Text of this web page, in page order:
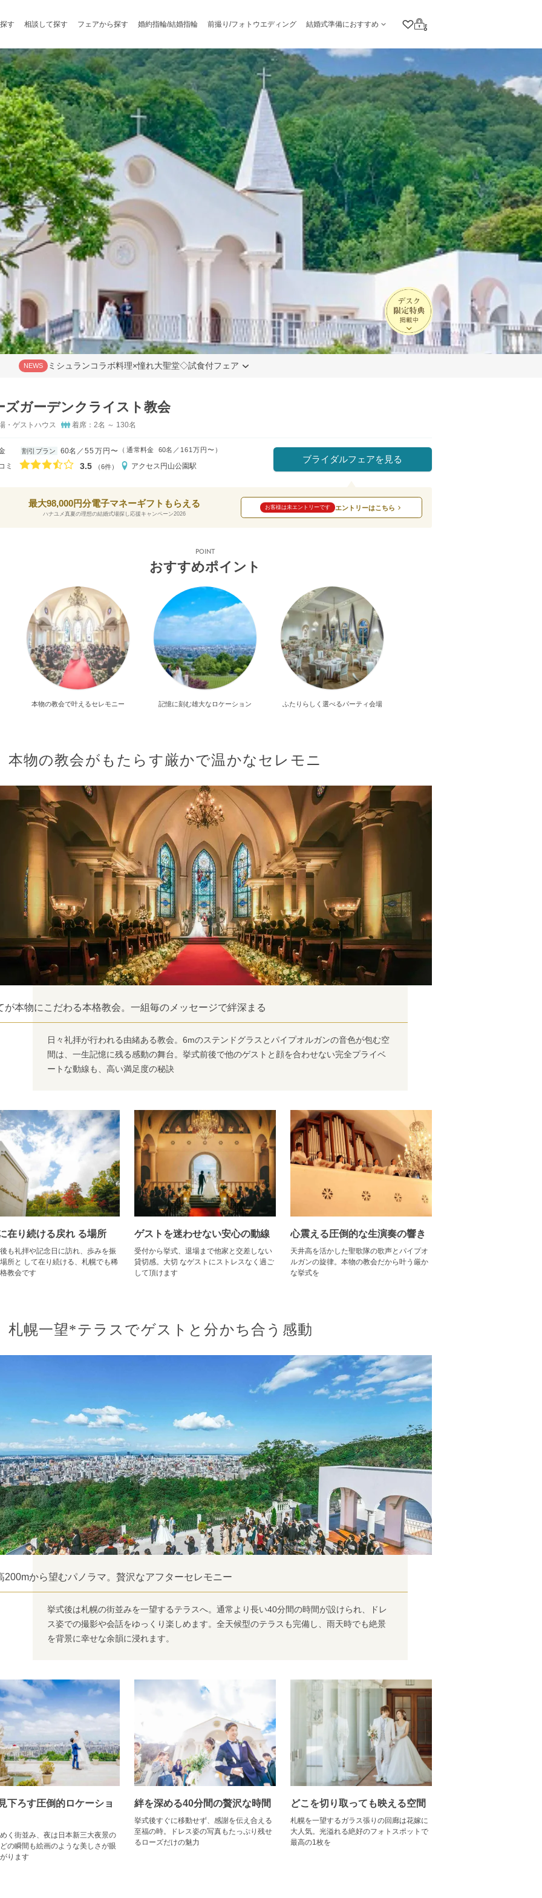
す 相談して探す フェアから探す 婚約指輪/結婚指輪 前撮り/フォトウエディング 結婚式準備におすすめ
クリップリスト
ログイン
NEWS ミシュランコラボ料理×憧れ大聖堂◇試食付フェア
ズガーデンクライスト教会
・ゲストハウス 着席：2名 ～ 130名
割引プラン 60名 55万円〜 （ 通常料金 60名 161万円〜 ）
ミ 口コミ評価
3.5 （6件） アクセス 円山公園駅
ブライダルフェアを見る
最大98,000円分電子マネーギフトもらえる
ハナユメ真夏の理想の結婚式場探し応援キャンペーン2026
お客様は未エントリーです エントリーはこちら
POINT
おすすめポイント
本物の教会で叶えるセレモニー 記憶に刻む雄大なロケーション ふたりらしく選べるパーティ会場
本物の教会がもたらす厳かで温かなセレモニ
が本物にこだわる本格教会。一組毎のメッセージで絆深まる
日々礼拝が行われる由緒ある教会。6mのステンドグラスとパイプオルガンの音色が包む空
間は、一生記憶に残る感動の舞台。挙式前後で他のゲストと顔を合わせない完全プライベ
ートな動線も、高い満足度の秘訣
在り続ける戻れ る場所
も礼拝や記念日に訪れ、歩みを振
所と して在り続ける、札幌でも稀
教会です
ゲストを迷わせない安心の動線
受付から挙式、退場まで他家と交差しない
貸切感。大切 なゲストにストレスなく過ご
して頂けます
心震える圧倒的な生演奏の響き
天井高を活かした聖歌隊の歌声とパイプオ
ルガンの旋律。本物の教会だから叶う厳か
な挙式を
札幌一望*テラスでゲストと分かち合う感動
200mから望むパノラマ。贅沢なアフターセレモニー
挙式後は札幌の街並みを一望するテラスへ。通常より長い40分間の時間が設けられ、ドレ
ス姿での撮影や会話をゆっくり楽しめます。全天候型のテラスも完備し、雨天時でも絶景
を背景に幸せな余韻に浸れます。
下ろす圧倒的ロケーショ
く街並み、夜は日本新三大夜景の
の瞬間も絵画のような美しさが眼
ります
絆を深める40分間の贅沢な時間
挙式後すぐに移動せず、感謝を伝え合える
至福の時。ドレス姿の写真もたっぷり残せ
るローズだけの魅力
どこを切り取っても映える空間
札幌を一望するガラス張りの回廊は花嫁に
大人気。光溢れる絶好のフォトスポットで
最高の1枚を